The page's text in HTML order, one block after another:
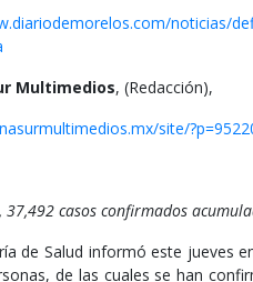
noticias/
Multimedios, (Redacción),
site/
37,492 casos confirmados
de Salud informó este jueves
de las cuales se han